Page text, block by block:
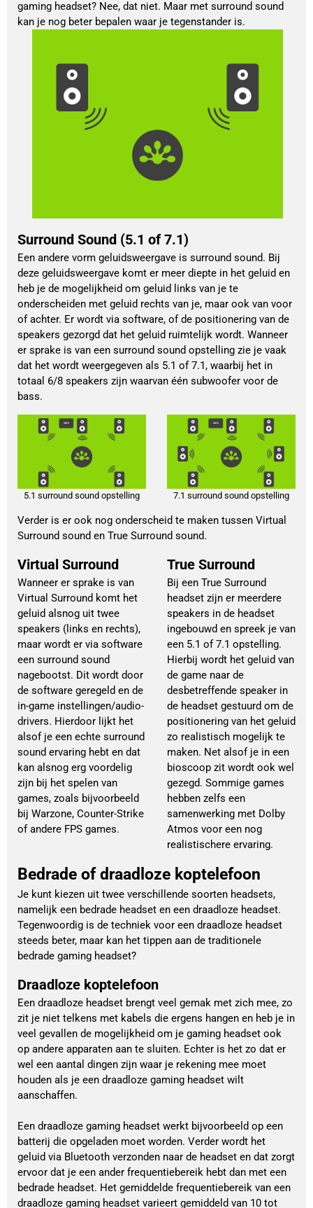
gaming headset? Nee, dat niet. Maar met surround sound
kan je nog beter bepalen waar je tegenstander is.
Surround Sound (5.1 of 7.1)
Een andere vorm geluidsweergave is surround sound. Bij
deze geluidsweergave komt er meer diepte in het geluid en
heb je de mogelijkheid om geluid links van je te
onderscheiden met geluid rechts van je, maar ook van voor
of achter. Er wordt via software, of de positionering van de
speakers gezorgd dat het geluid ruimtelijk wordt. Wanneer
er sprake is van een surround sound opstelling zie je vaak
dat het wordt weergegeven als 5.1 of 7.1, waarbij het in
totaal 6/8 speakers zijn waarvan één subwoofer voor de
bass.
5.1 surround sound opstelling 7.1 surround sound opstelling
Verder is er ook nog onderscheid te maken tussen Virtual
Surround sound en True Surround sound.
Virtual Surround
Wanneer er sprake is van
Virtual Surround komt het
geluid alsnog uit twee
speakers (links en rechts),
maar wordt er via software
een surround sound
nagebootst. Dit wordt door
de software geregeld en de
in-game instellingen/audio-
drivers. Hierdoor lijkt het
alsof je een echte surround
sound ervaring hebt en dat
kan alsnog erg voordelig
zijn bij het spelen van
games, zoals bijvoorbeeld
bij Warzone, Counter-Strike
of andere FPS games.
True Surround
Bij een True Surround
headset zijn er meerdere
speakers in de headset
ingebouwd en spreek je van
een 5.1 of 7.1 opstelling.
Hierbij wordt het geluid van
de game naar de
desbetreffende speaker in
de headset gestuurd om de
positionering van het geluid
zo realistisch mogelijk te
maken. Net alsof je in een
bioscoop zit wordt ook wel
gezegd. Sommige games
hebben zelfs een
samenwerking met Dolby
Atmos voor een nog
realistischere ervaring.
Bedrade of draadloze koptelefoon
Je kunt kiezen uit twee verschillende soorten headsets,
namelijk een bedrade headset en een draadloze headset.
Tegenwoordig is de techniek voor een draadloze headset
steeds beter, maar kan het tippen aan de traditionele
bedrade gaming headset?
Draadloze koptelefoon
Een draadloze headset brengt veel gemak met zich mee, zo
zit je niet telkens met kabels die ergens hangen en heb je in
veel gevallen de mogelijkheid om je gaming headset ook
op andere apparaten aan te sluiten. Echter is het zo dat er
wel een aantal dingen zijn waar je rekening mee moet
houden als je een draadloze gaming headset wilt
aanschaffen.
Een draadloze gaming headset werkt bijvoorbeeld op een
batterij die opgeladen moet worden. Verder wordt het
geluid via Bluetooth verzonden naar de headset en dat zorgt
ervoor dat je een ander frequentiebereik hebt dan met een
bedrade headset. Het gemiddelde frequentiebereik van een
draadloze gaming headset varieert gemiddeld van 10 tot